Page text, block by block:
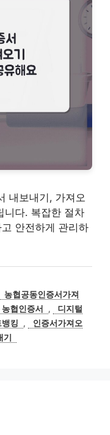
내보내기, 가져오
니다. 복잡한 절차
안전하게 관리하
농협공동인증서가져
농협인증서 ,
디지털
킹 ,
인증서가져오